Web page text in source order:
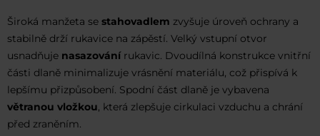
Široká manžeta se stahovadlem zvyšuje úroveň ochrany a
stabilně drží rukavice na zápěstí. Velký vstupní otvor
usnadňuje nasazovánírukavic. Dvoudílná konstrukce vnitřní
části dlaně minimalizuje vrásnění materiálu, což přispívá k
lepšímu přizpůsobení. Spodní část dlaně je vybavena
větranou vložkou, která zlepšuje cirkulaci vzduchu a chrání
před zraněním.